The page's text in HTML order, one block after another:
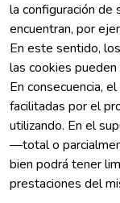
la configuración de
encuentran, por
En este sentido,
las cookies
En consecuencia,
facilitadas por el
utilizando. En el
—total o
bien podrá tener
prestaciones del